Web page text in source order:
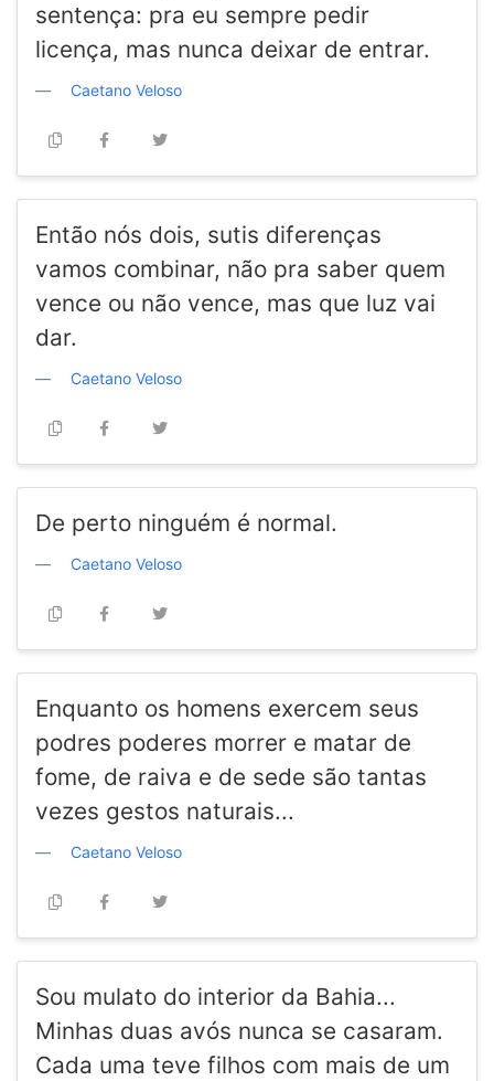
sentença: pra eu sempre pedir
licença, mas nunca deixar de entrar.
Caetano Veloso
Então nós dois, sutis diferenças
vamos combinar, não pra saber quem
vence ou não vence, mas que luz vai
dar.
Caetano Veloso
De perto ninguém é normal.
Caetano Veloso
Enquanto os homens exercem seus
podres poderes morrer e matar de
fome, de raiva e de sede são tantas
vezes gestos naturais...
Caetano Veloso
Sou mulato do interior da Bahia...
Minhas duas avós nunca se casaram.
Cada uma teve filhos com mais de um